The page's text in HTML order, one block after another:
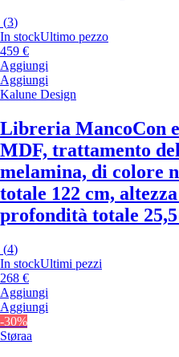
(3)
In stockUltimo pezzo
459 €
Aggiungi
Aggiungi
Kalune Design
Libreria MancoCon
MDF, trattamento
melamina, di colore
totale 122 cm,
profondità totale
(4)
In stockUltimi pezzi
268 €
Aggiungi
Aggiungi
-30%
Støraa